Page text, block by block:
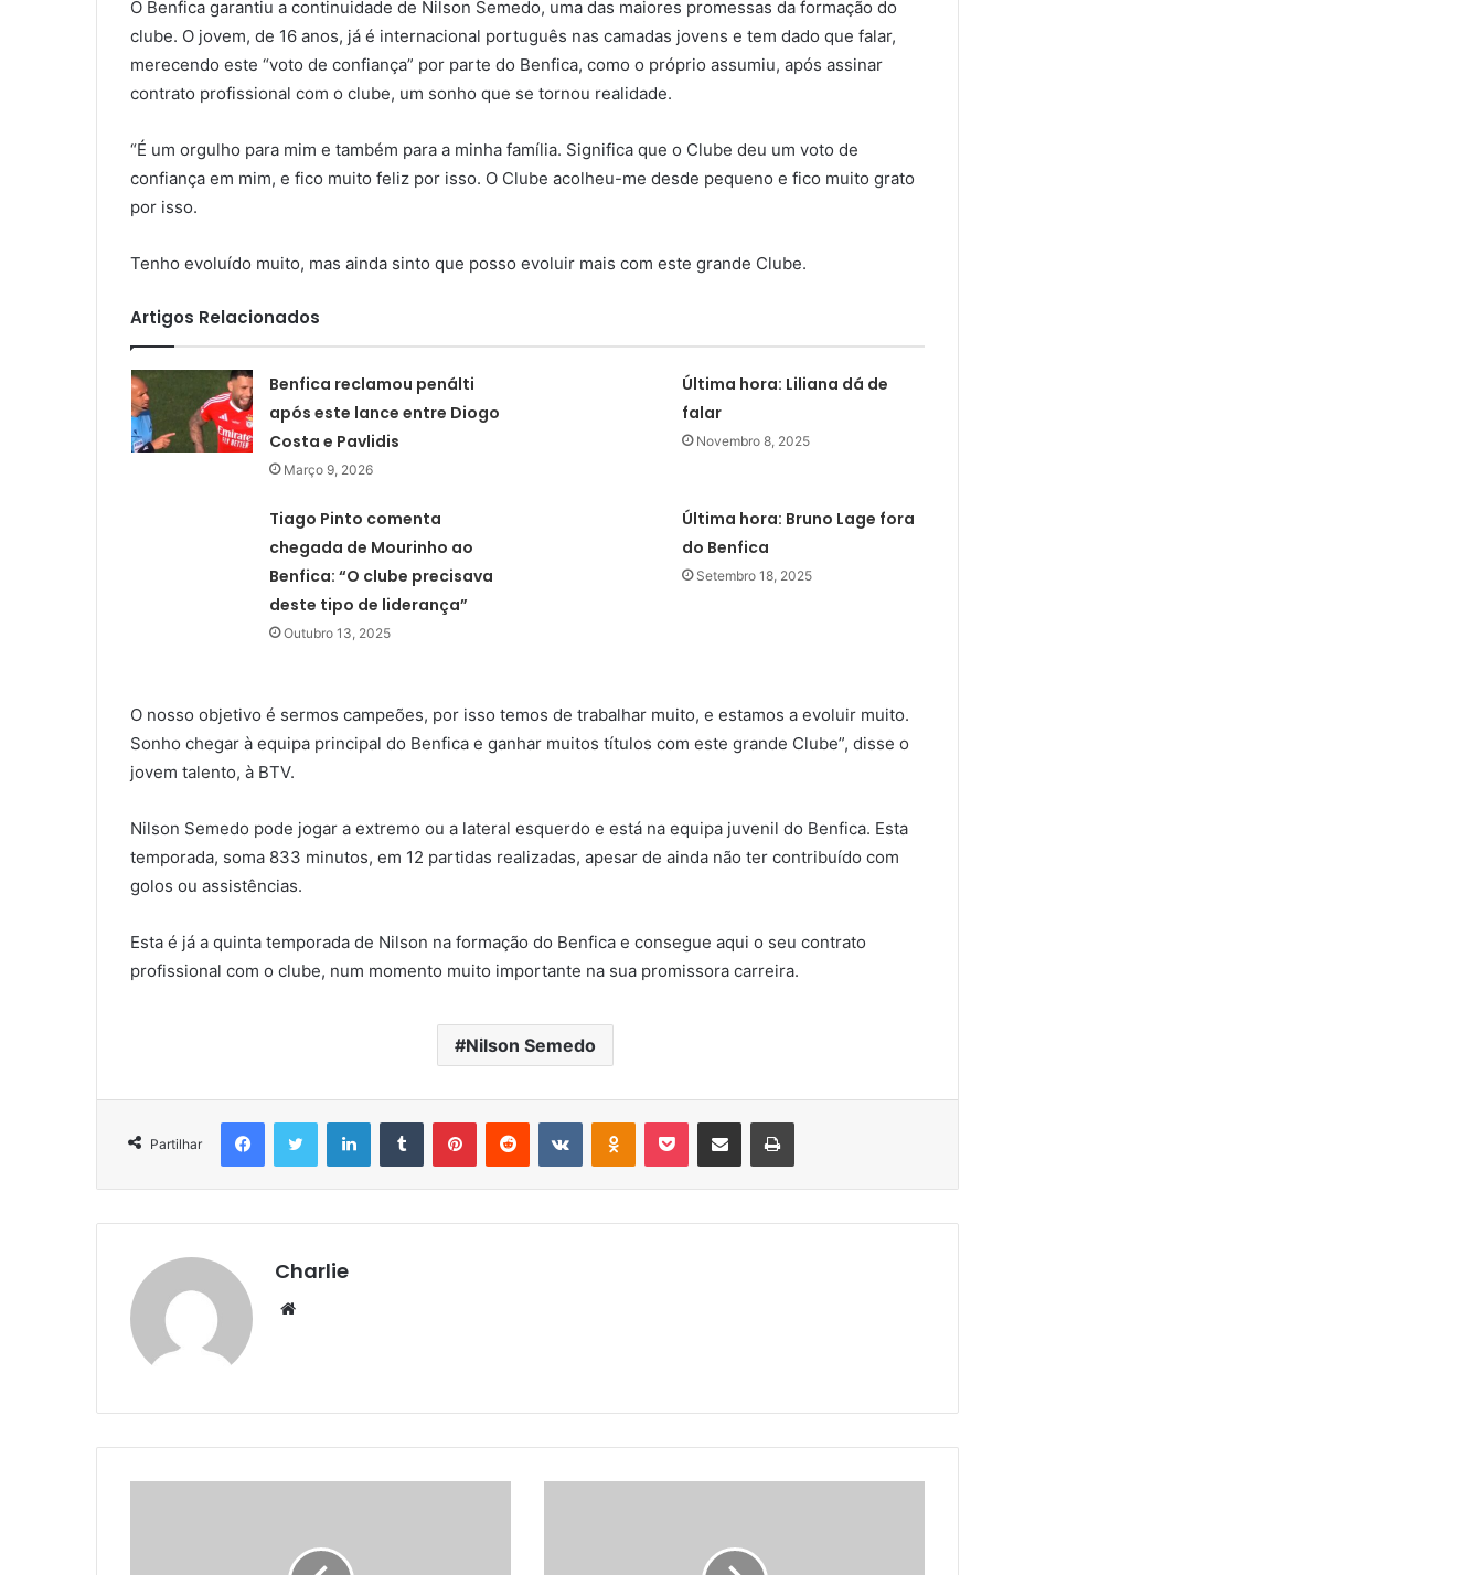
O Benfica garantiu a continuidade de Nilson Semedo, uma das maiores promessas da formação do
clube. O jovem, de 16 anos, já é internacional português nas camadas jovens e tem dado que falar,
merecendo este “voto de confiança” por parte do Benfica, como o próprio assumiu, após assinar
contrato profissional com o clube, um sonho que se tornou realidade.
“É um orgulho para mim e também para a minha família. Significa que o Clube deu um voto de
confiança em mim, e fico muito feliz por isso. O Clube acolheu-me desde pequeno e fico muito grato
por isso.
Tenho evoluído muito, mas ainda sinto que posso evoluir mais com este grande Clube.
Artigos Relacionados
Benfica reclamou penálti
após este lance entre Diogo
Costa e Pavlidis
Março 9, 2026
Última hora: Liliana dá de
falar
Novembro 8, 2025
Tiago Pinto comenta
chegada de Mourinho ao
Benfica: “O clube precisava
deste tipo de liderança”
Outubro 13, 2025
Última hora: Bruno Lage fora
do Benfica
Setembro 18, 2025
O nosso objetivo é sermos campeões, por isso temos de trabalhar muito, e estamos a evoluir muito.
Sonho chegar à equipa principal do Benfica e ganhar muitos títulos com este grande Clube”, disse o
jovem talento, à BTV.
Nilson Semedo pode jogar a extremo ou a lateral esquerdo e está na equipa juvenil do Benfica. Esta
temporada, soma 833 minutos, em 12 partidas realizadas, apesar de ainda não ter contribuído com
golos ou assistências.
Esta é já a quinta temporada de Nilson na formação do Benfica e consegue aqui o seu contrato
profissional com o clube, num momento muito importante na sua promissora carreira.
Nilson Semedo
Partilhar
FacebookTwitter LinkedInTumblr PinterestReddit VKontakteOdnoklassniki
Pocket Partilhar Via Email Imprimir
Charlie
Website